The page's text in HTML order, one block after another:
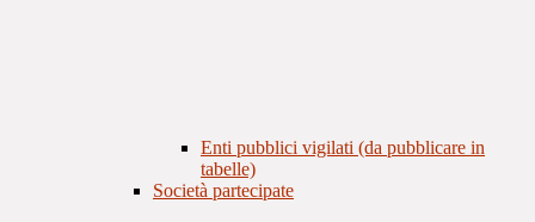
Enti pubblici vigilati (da pubblicare in
tabelle)
Società partecipate